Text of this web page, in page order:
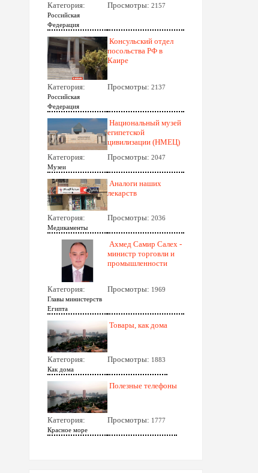
Категория:
Российская
Федерация
Просмотры: 2157
Консульский отдел
посольства РФ в
Каире
Категория:
Российская
Федерация
Просмотры: 2137
Национальный музей
египетской
цивилизации (НМЕЦ)
Категория:
Музеи
Просмотры: 2047
Аналоги наших
лекарств
Категория:
Медикаменты
Просмотры: 2036
Ахмед Самир Салех -
министр торговли и
промышленности
Категория:
Главы министерств
Египта
Просмотры: 1969
Товары, как дома
Категория:
Как дома
Просмотры: 1883
Полезные телефоны
Категория:
Красное море
Просмотры: 1777